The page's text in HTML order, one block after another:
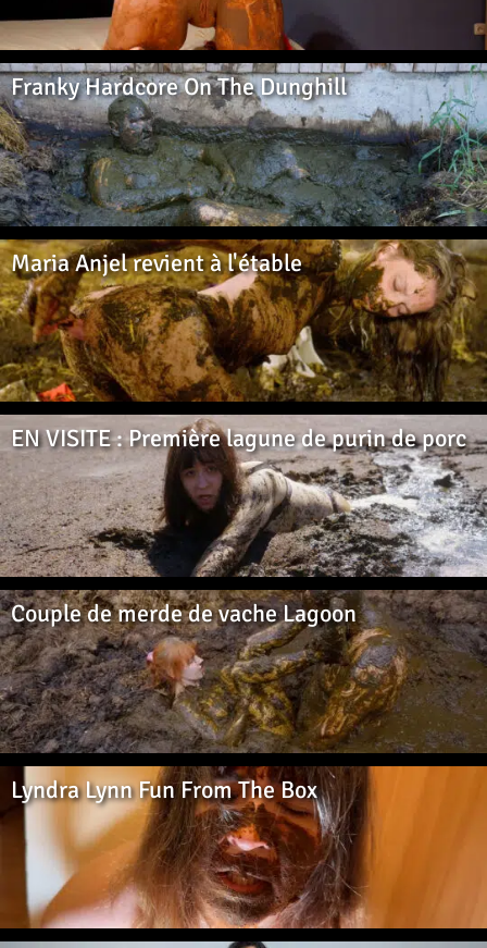
Franky Hardcore On The Dunghill
Maria Anjel revient à l'étable
EN VISITE : Première lagune de purin de porc
Couple de merde de vache Lagoon
Lyndra Lynn Fun From The Box